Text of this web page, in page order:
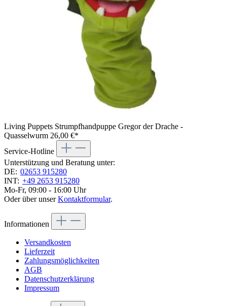
Living Puppets Strumpfhandpuppe Gregor der Drache -
Quasselwurm 26,00 €*
Service-Hotline
Unterstützung und Beratung unter:
DE: 02653 915280
INT: +49 2653 915280
Mo-Fr, 09:00 - 16:00 Uhr
Oder über unserKontaktformular.
Informationen
Versandkosten
Lieferzeit
Zahlungsmöglichkeiten
AGB
Datenschutzerklärung
Impressum